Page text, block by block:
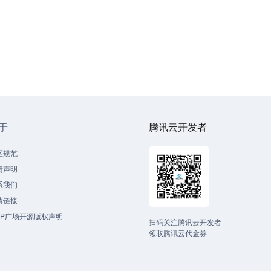
规范
声明
我们
链接
广场开源版权声明
腾讯云开发者
扫码关注腾讯云开发者
领取腾讯云代金券